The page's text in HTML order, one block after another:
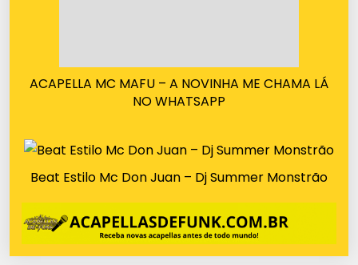
ACAPELLA MC MAFU – A NOVINHA ME CHAMA LÁ
NO WHATSAPP
Beat Estilo Mc Don Juan – Dj Summer Monstrão